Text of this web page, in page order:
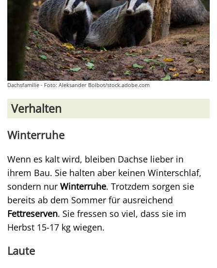
Dachsfamilie - Foto: Aleksander Bolbot/stock.adobe.com
Verhalten
Winterruhe
Wenn es kalt wird, bleiben Dachse lieber in
ihrem Bau. Sie halten aber keinen Winterschlaf,
sondern nur Winterruhe. Trotzdem sorgen sie
bereits ab dem Sommer für ausreichend
Fettreserven. Sie fressen so viel, dass sie im
Herbst 15-17 kg wiegen.
Laute